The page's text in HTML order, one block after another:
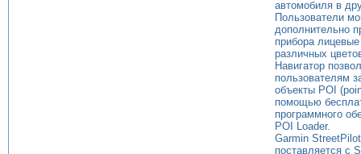
автомобиля в
Пользователи
дополнительно
прибора
различных
Навигатор
пользователям
объекты POI
помощью
программного
POI Loader.
Garmin
поставляется с